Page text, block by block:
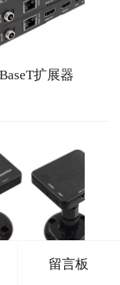
扩展器
HDMISDI留言板